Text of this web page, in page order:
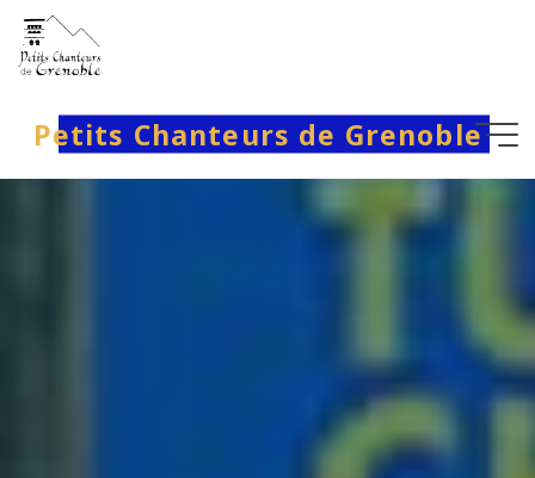
contenu
Petits Chanteurs de Grenoble